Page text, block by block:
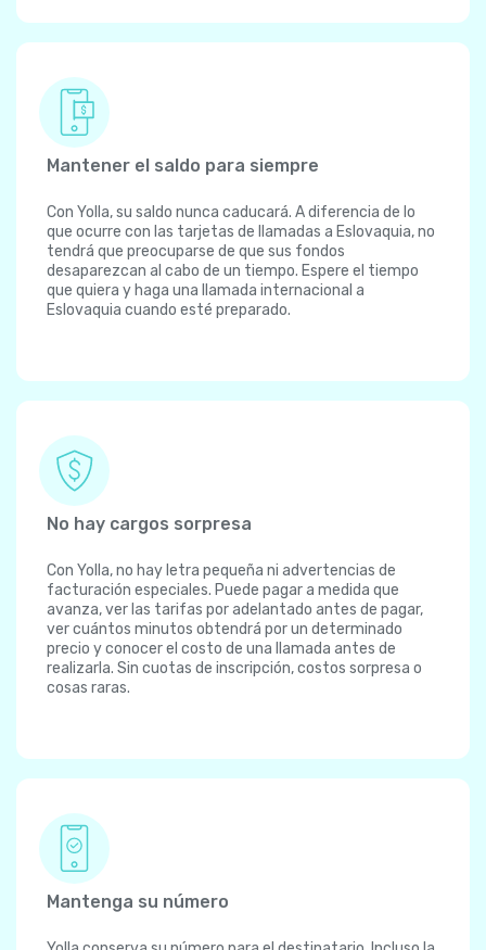
Mantener el saldo para siempre
Con Yolla, su saldo nunca caducará. A diferencia de lo
que ocurre con las tarjetas de llamadas a Eslovaquia, no
tendrá que preocuparse de que sus fondos
desaparezcan al cabo de un tiempo. Espere el tiempo
que quiera y haga una llamada internacional a
Eslovaquia cuando esté preparado.
No hay cargos sorpresa
Con Yolla, no hay letra pequeña ni advertencias de
facturación especiales. Puede pagar a medida que
avanza, ver las tarifas por adelantado antes de pagar,
ver cuántos minutos obtendrá por un determinado
precio y conocer el costo de una llamada antes de
realizarla. Sin cuotas de inscripción, costos sorpresa o
cosas raras.
Mantenga su número